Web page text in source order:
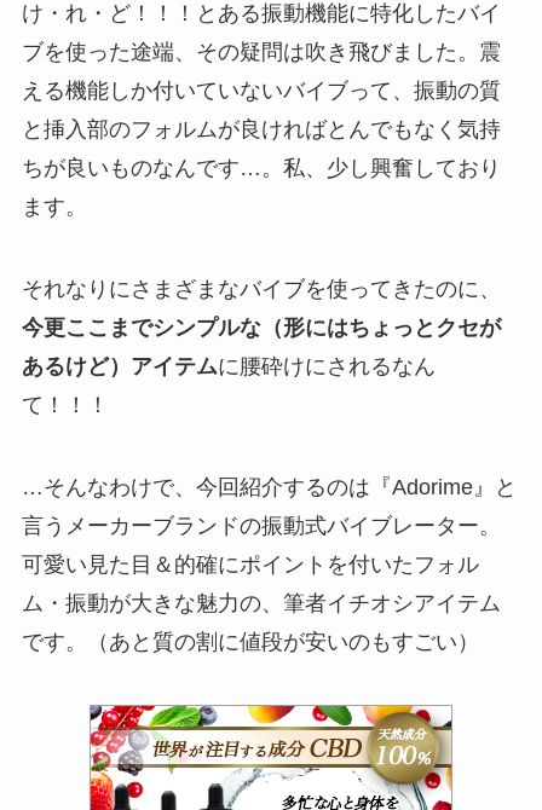
け・れ・ど！！！とある振動機能に特化したバイ
ブを使った途端、その疑問は吹き飛びました。震
える機能しか付いていないバイブって、振動の質
と挿入部のフォルムが良ければとんでもなく気持
ちが良いものなんです…。私、少し興奮しており
ます。
それなりにさまざまなバイブを使ってきたのに、
今更ここまでシンプルな（形にはちょっとクセが
あるけど）アイテムに腰砕けにされるなん
て！！！
…そんなわけで、今回紹介するのは『Adorime』と
言うメーカーブランドの振動式バイブレーター。
可愛い見た目＆的確にポイントを付いたフォル
ム・振動が大きな魅力の、筆者イチオシアイテム
です。（あと質の割に値段が安いのもすごい）